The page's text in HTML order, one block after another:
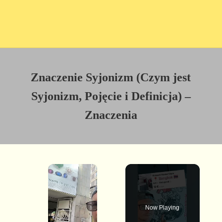
Znaczenie Syjonizm (Czym jest
Syjonizm, Pojęcie i Definicja) –
Znaczenia
×
Now Playing